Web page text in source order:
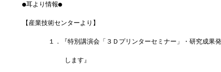
●耳より情報●
【産業技術センターより】
　１．『特別講演会「３Ｄプリンターセミナー」・研究成果
します』